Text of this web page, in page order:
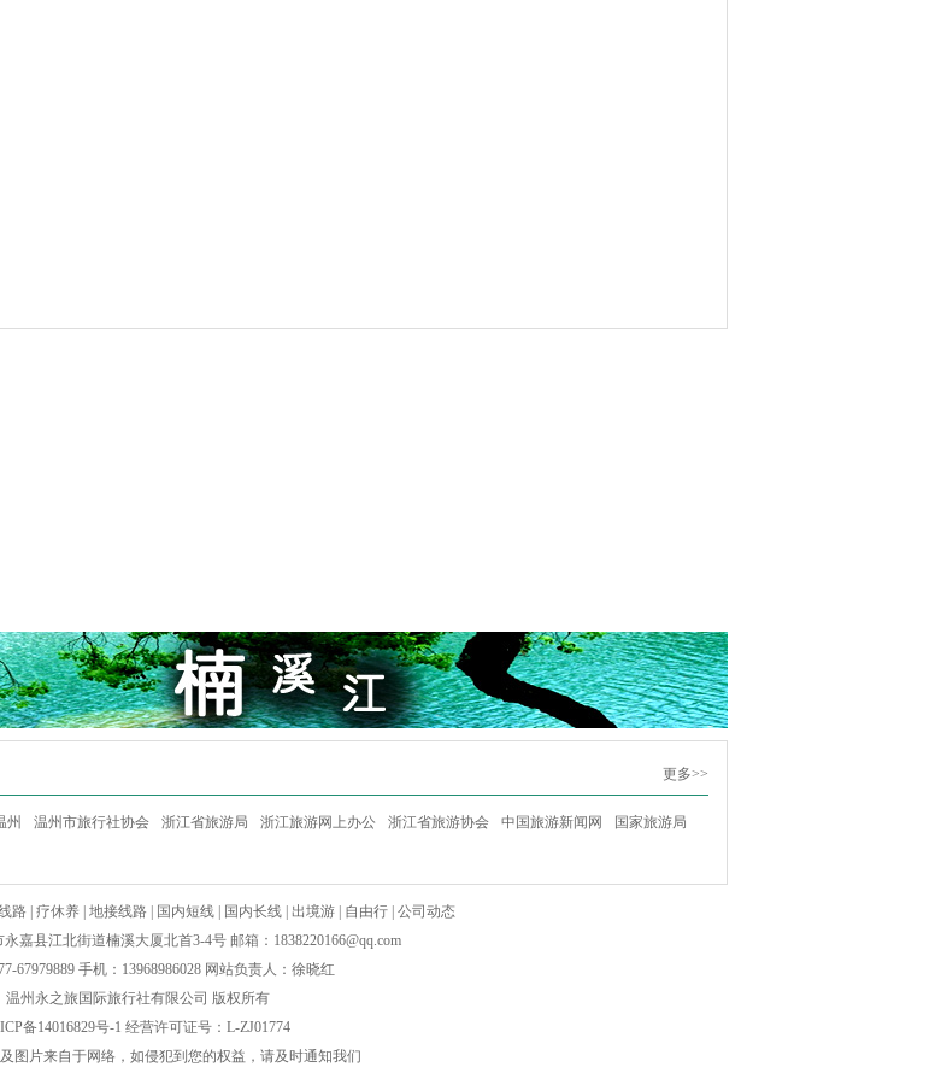
更多>>
州 温州市旅行社协会 浙江省旅游局 浙江旅游网上办公 浙江省旅游协会 中国旅游新闻网
国家旅游局
路 疗休养 地接线路 国内短线 国内长线 出境游 自由行 公司动态
嘉县江北街道楠溪大厦北首3-4号 邮箱： 1838220166@qq.com
67979889 手机：13968986028 网站负责人：徐晓红
温州永之旅国际旅行社有限公司 版权所有
备14016829号-1 经营许可证号：L-ZJ01774
图片来自于网络，如侵犯到您的权益，请及时通知我们